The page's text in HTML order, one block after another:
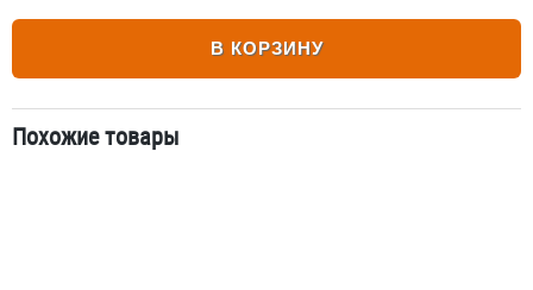
В КОРЗИНУ
Похожие товары